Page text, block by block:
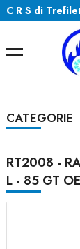
C R S di
CATEGORIE
RT2008 -
L - 85 GT